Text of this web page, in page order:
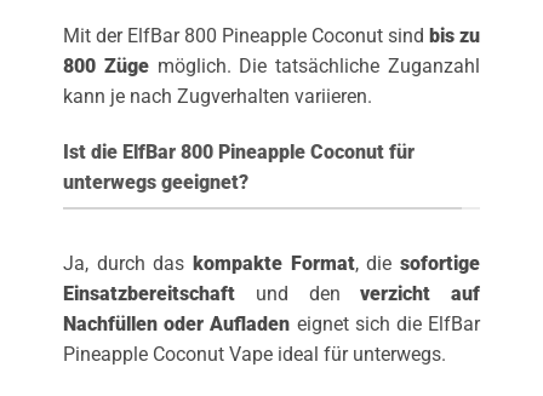
Mit der ElfBar 800 Pineapple Coconut sind bis zu
800 Zügemöglich. Die tatsächliche Zuganzahl
kann je nach Zugverhalten variieren.
Ist die ElfBar 800 Pineapple Coconut für
unterwegs geeignet?
Ja, durch das kompakte Format, diesofortige
Einsatzbereitschaftund denverzicht auf
Nachfüllen oder Aufladen eignet sich die ElfBar
Pineapple Coconut Vape ideal für unterwegs.